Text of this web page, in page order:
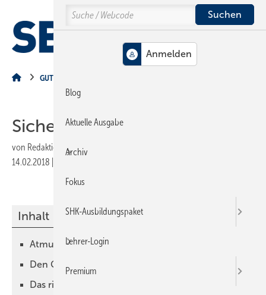
Hauptinhalt
Hauptmenü
SiteSearch
GUT ZU WISSEN
Sicherheit hat Vorrang
von Redaktion
14.02.2018
Inhalt
Atmungsöffnung nach unten
Den Gasdruck sicher regeln
Das richtige Isolierstück wählen
Search
Blog
Aktuelle Ausgabe
Archiv
Fokus
SHK-Ausbildungspaket
Lehrer-Login
Premium